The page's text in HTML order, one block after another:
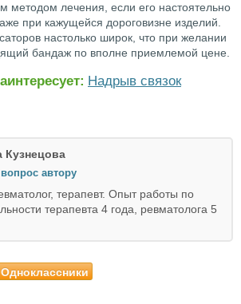
методом лечения, если его настоятельно
при кажущейся дороговизне изделий.
настолько широк, что при желании
бандаж по вполне приемлемой цене.
Надрыв связок
Кузнецова
автору
терапевт. Опыт работы по
терапевта 4 года, ревматолога 5
Одноклассники